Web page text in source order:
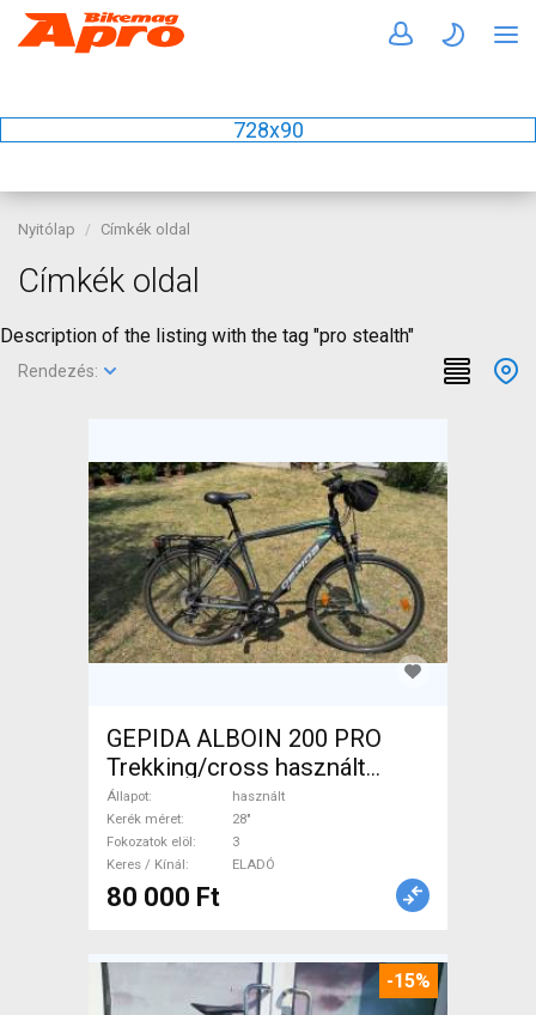
728x90
Nyitólap Címkék oldal
Címkék oldal
Description of the listing with the tag "pro stealth"
Rendezés:
GEPIDA ALBOIN 200 PRO
Trekking/cross használt
ELADÓ
Állapot
használt
Kerék méret
28"
Fokozatok elöl
3
Keres / Kínál
ELADÓ
80 000 Ft
-15%